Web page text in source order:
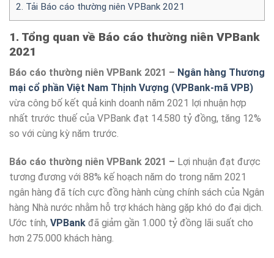
2. Tải Báo cáo thường niên VPBank 2021
1. Tổng quan về Báo cáo thường niên VPBank
2021
Báo cáo thường niên VPBank 2021 – Ngân hàng Thương
mại cổ phần Việt Nam Thịnh Vượng (VPBank-mã VPB)
vừa công bố kết quả kinh doanh năm 2021 lợi nhuận hợp
nhất trước thuế của VPBank đạt 14.580 tỷ đồng, tăng 12%
so với cùng kỳ năm trước.
Báo cáo thường niên VPBank 2021 – Lợi nhuận đạt được
tương đương với 88% kế hoạch năm do trong năm 2021
ngân hàng đã tích cực đồng hành cùng chính sách của Ngân
hàng Nhà nước nhằm hỗ trợ khách hàng gặp khó do đại dịch.
Ước tính, VPBank đã giảm gần 1.000 tỷ đồng lãi suất cho
hơn 275.000 khách hàng.